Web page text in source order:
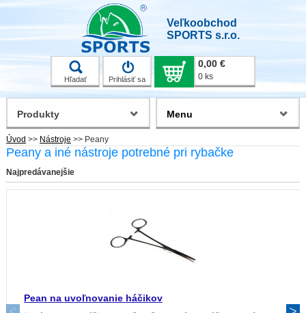
Veľkoobchod
SPORTS s.r.o.
Hľadať Prihlásiť sa
0,00 €
0 ks
Úvod >> Nástroje >> Peany
Peany a iné nástroje potrebné pri rybačke
Najpredávanejšie
Pean na uvoľnovanie háčikov
Produkty Menu